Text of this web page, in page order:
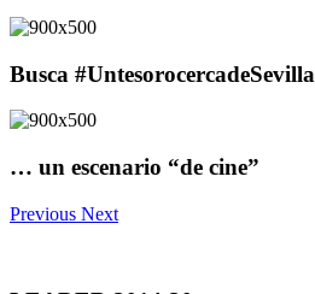
Busca #UntesorocercadeSevilla
… un escenario “de cine”
Previous Next